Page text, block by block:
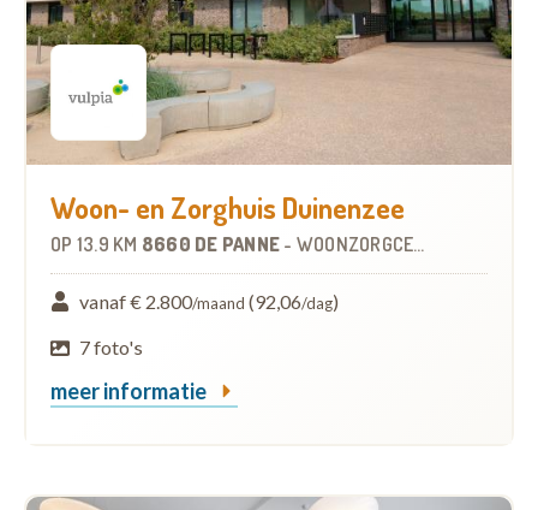
Woon- en Zorghuis Duinenzee
OP 13.9 KM 8660 DE PANNE - WOONZORGCENTRUM (WZC)
vanaf € 2.800/maand (92,06/dag)
7 foto's
meer informatie